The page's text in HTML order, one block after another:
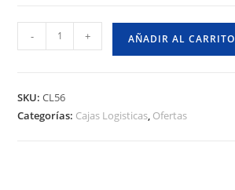
Logistica
Sitrade
- + AÑADIR AL CARRITO
SKU:CL56
Categorías: Cajas Logisticas, Ofertas